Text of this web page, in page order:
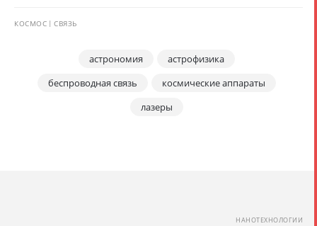
КОСМОС СВЯЗЬ
астрономия
астрофизика
беспроводная связь
космические аппараты
лазеры
НАНОТЕХНОЛОГИИ